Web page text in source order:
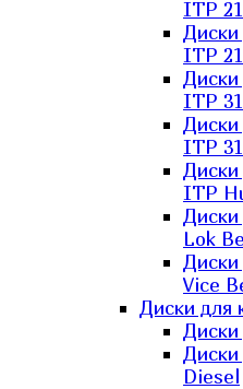
ITP
ITP
ITP
ITP
ITP
Lok
Vice
Диски для
Диски
Diesel